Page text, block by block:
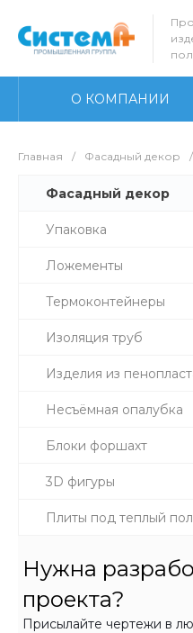
О КОМПАНИИ
Главная / Фасадный декор /
Фасадный декор
Упаковка
Ложементы
Термоконтейнеры
Изоляция труб
Изделия из
Несъёмная опалубка
Блоки форшахт
3D фигуры
Плиты под теплый пол
Нужна
проекта?
Присылайте чертежи в